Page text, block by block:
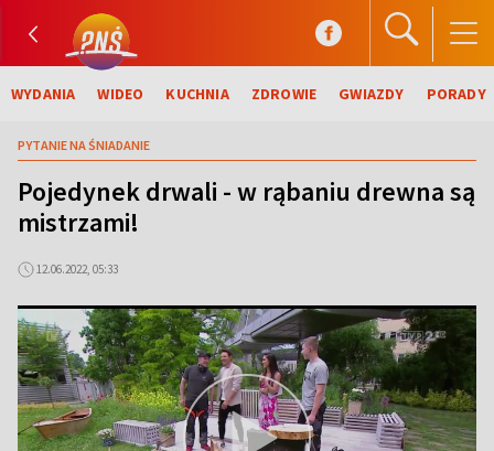
WYDANIA WIDEO KUCHNIA ZDROWIE GWIAZDY PORADY
PYTANIE NA ŚNIADANIE
Pojedynek drwali - w rąbaniu drewna są
mistrzami!
12.06.2022, 05:33